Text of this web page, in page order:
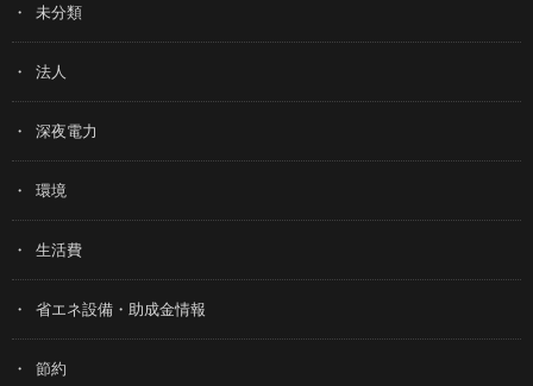
未分類
法人
深夜電力
環境
生活費
省エネ設備・助成金情報
節約